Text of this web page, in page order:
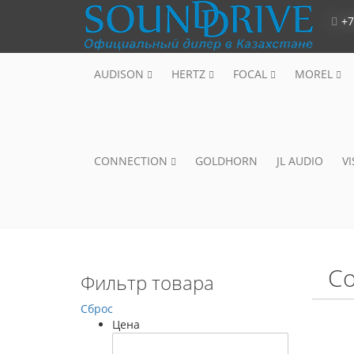
AUDISON HERTZ FOCAL MOREL
CONNECTION GOLDHORN JL AUDIO
Фильтр товара
Сброс
Цена